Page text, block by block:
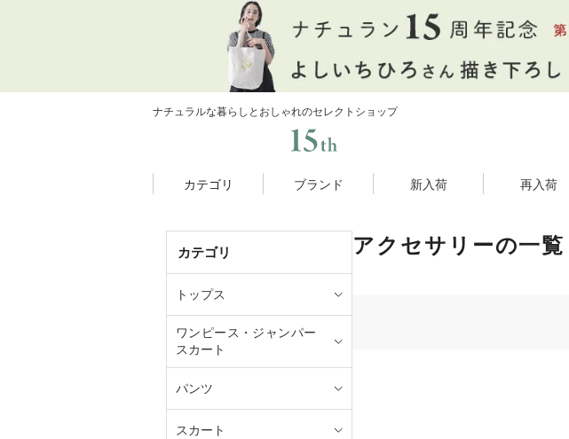
ナチュラルな暮らしとおしゃれのセレクトショップ
カテゴリ ブランド 新入荷 再入荷
カテゴリ
トップス
ワンピース・ジャンパー
スカート
パンツ
スカート
アクセサリーの一覧